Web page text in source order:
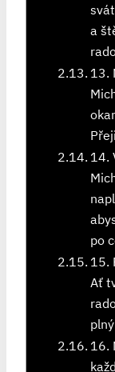
a
13.
14.
po
15.
Ať
16.